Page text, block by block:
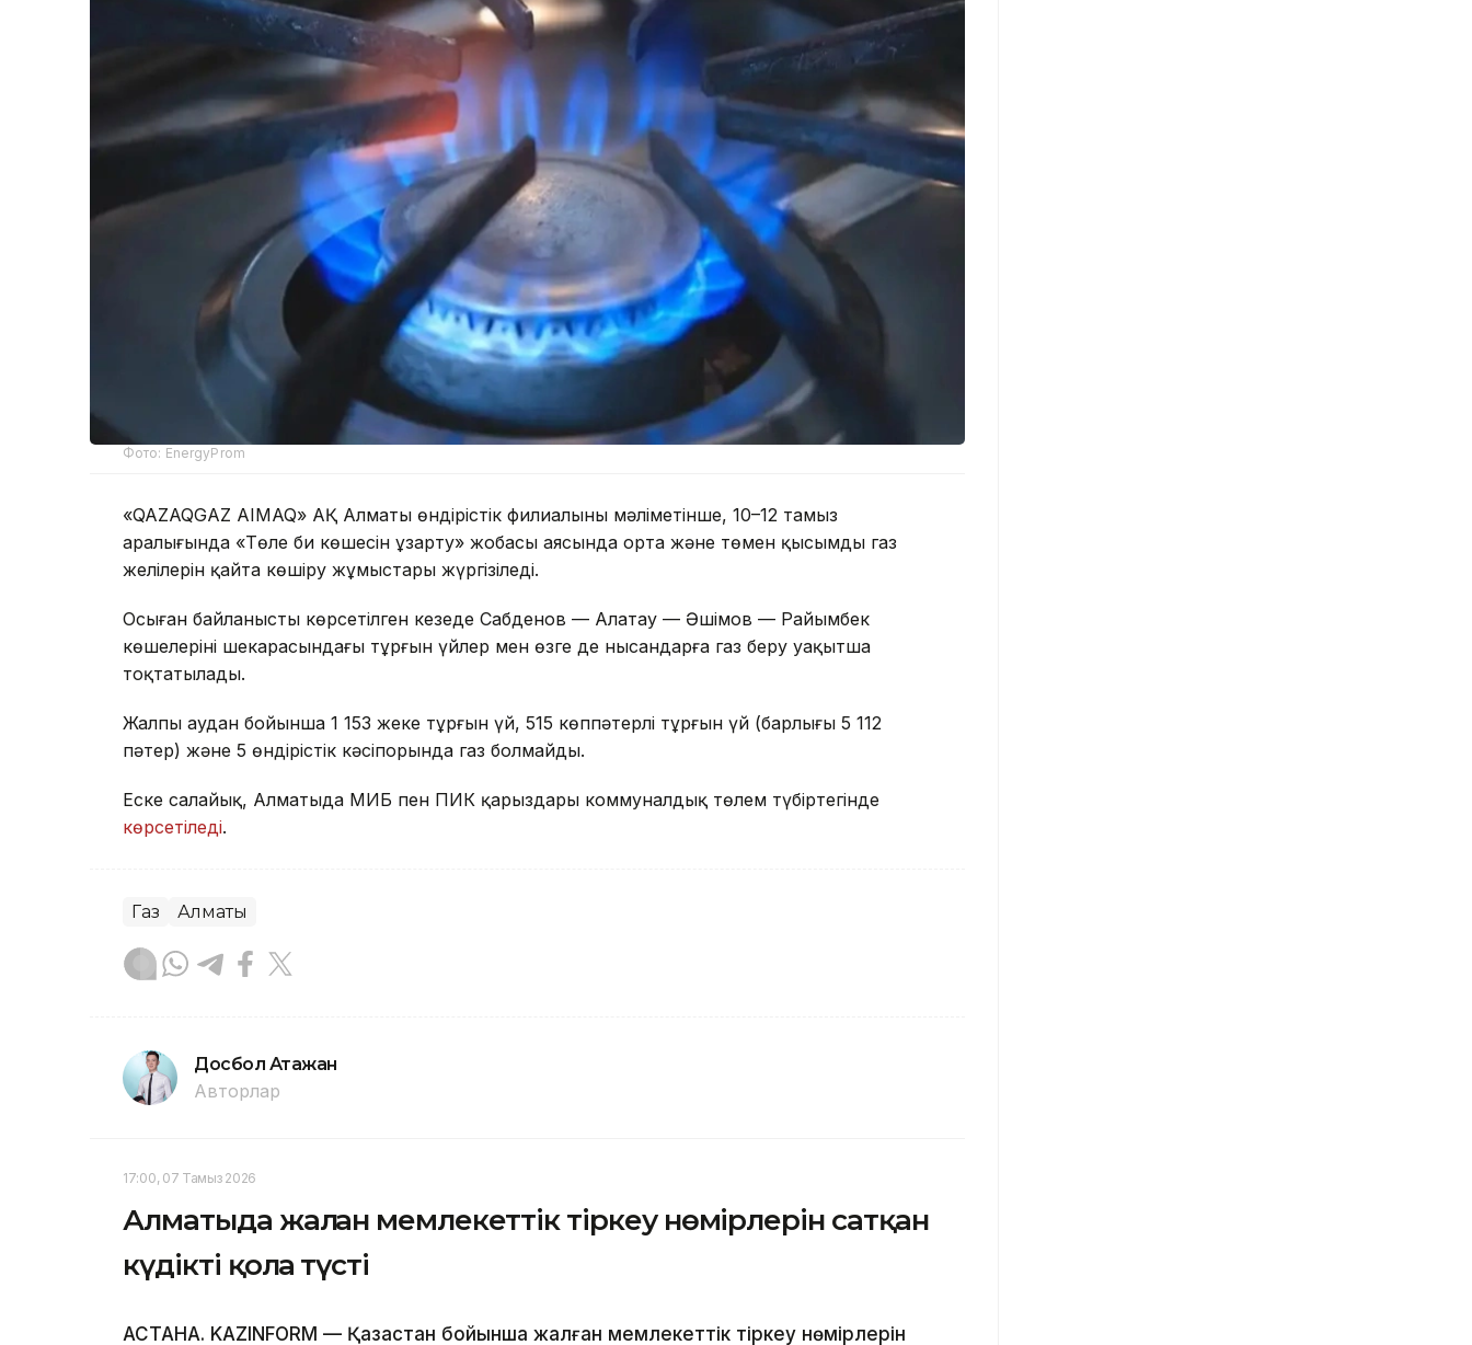
Фото: EnergyProm
«QAZAQGAZ AIMAQ» АҚ Алматы өндірістік филиалының мәліметінше, 10–12 тамыз
аралығында «Төле би көшесін ұзарту» жобасы аясында орта және төмен қысымды газ
желілерін қайта көшіру жұмыстары жүргізіледі.
Осыған байланысты көрсетілген кезеңде Сабденов — Алатау — Әшімов — Райымбек
көшелерінің шекарасындағы тұрғын үйлер мен өзге де нысандарға газ беру уақытша
тоқтатылады.
Жалпы аудан бойынша 1 153 жеке тұрғын үй, 515 көппәтерлі тұрғын үй (барлығы 5 112
пәтер) және 5 өндірістік кәсіпорында газ болмайды.
Еске салайық, Алматыда МИБ пен ПИК қарыздары коммуналдық төлем түбіртегінде
көрсетіледі.
Газ Алматы
Досбол Атажан
Авторлар
17:00, 07 Тамыз 2026
Алматыда жалған мемлекеттік тіркеу нөмірлерін сатқан
күдікті қолға түсті
АСТАНА. KAZINFORM — Қазақстан бойынша жалған мемлекеттік тіркеу нөмірлерін